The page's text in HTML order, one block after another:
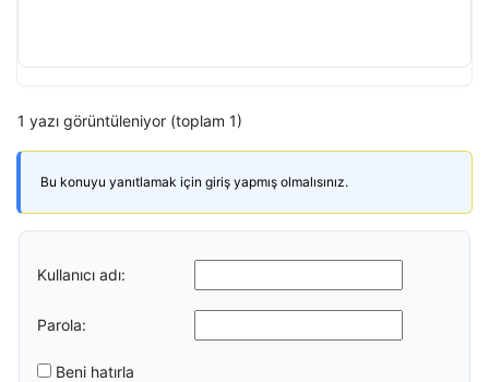
1 yazı görüntüleniyor (toplam 1)
Bu konuyu yanıtlamak için giriş yapmış olmalısınız.
Kullanıcı adı:
Parola:
Beni hatırla